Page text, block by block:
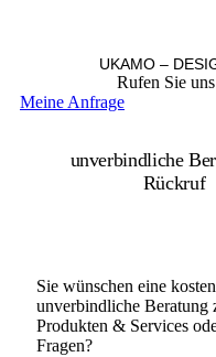
UKAMO –
Rufen Sie
Meine Anfrage
unverbindliche
Rückruf
Sie wünschen eine
unverbindliche Beratung
Produkten & Services
Fragen?